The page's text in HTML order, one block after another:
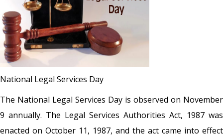
National Legal Services Day
The National Legal Services Day is observed on November
9 annually. The Legal Services Authorities Act, 1987 was
enacted on October 11, 1987, and the act came into effect